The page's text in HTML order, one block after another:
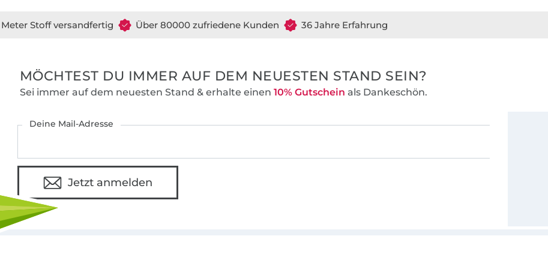
Stoff versandfertig Über 80000 zufriedene Kunden 36 Jahre Erfahrung
MÖCHTEST DU IMMER AUF DEM NEUESTEN STAND SEIN?
Sei immer auf dem neuesten Stand & erhalte einen 10% Gutschein als Dankeschön.
Deine Mail-Adresse
Jetzt anmelden